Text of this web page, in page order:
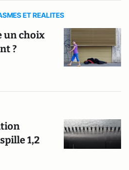
ET REALITES
un choix
?
1,2